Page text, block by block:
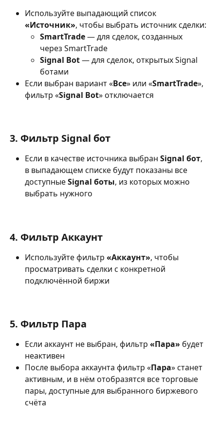
Используйте выпадающий список
«Источник», чтобы выбрать источник сделки:
SmartTrade — для сделок, созданных
через SmartTrade
Signal Bot — для сделок, открытых Signal
ботами
Если выбран вариант «Все» или «SmartTrade»,
фильтр «Signal Bot» отключается
3. Фильтр Signal бот
Если в качестве источника выбран Signal бот,
в выпадающем списке будут показаны все
доступные Signal боты, из которых можно
выбрать нужного
4. Фильтр Аккаунт
Используйте фильтр «Аккаунт», чтобы
просматривать сделки с конкретной
подключённой биржи
5. Фильтр Пара
Если аккаунт не выбран, фильтр «Пара» будет
неактивен
После выбора аккаунта фильтр «Пара» станет
активным, и в нём отобразятся все торговые
пары, доступные для выбранного биржевого
счёта